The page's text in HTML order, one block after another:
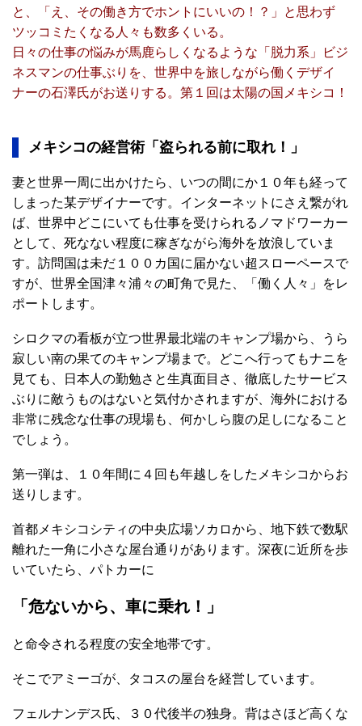
と、「え、その働き方でホントにいいの！？」と思わず
ツッコミたくなる人々も数多くいる。
日々の仕事の悩みが馬鹿らしくなるような「脱力系」ビジ
ネスマンの仕事ぶりを、世界中を旅しながら働くデザイ
ナーの石澤氏がお送りする。 第１回は太陽の国メキシコ！
メキシコの経営術「盗られる前に取れ！」
妻と世界一周に出かけたら、いつの間にか１０年も経って
しまった某デザイナーです。インターネットにさえ繋がれ
ば、世界中どこにいても仕事を受けられるノマドワーカー
として、死なない程度に稼ぎながら海外を放浪していま
す。訪問国は未だ１００カ国に届かない超スローペースで
すが、世界全国津々浦々の町角で見た、「働く人々」をレ
ポートします。
シロクマの看板が立つ世界最北端のキャンプ場から、うら
寂しい南の果てのキャンプ場まで。どこへ行ってもナニを
見ても、日本人の勤勉さと生真面目さ、徹底したサービス
ぶりに敵うものはないと気付かされますが、海外における
非常に残念な仕事の現場も、何かしら腹の足しになること
でしょう。
第一弾は、１０年間に４回も年越しをしたメキシコからお
送りします。
首都メキシコシティの中央広場ソカロから、地下鉄で数駅
離れた一角に小さな屋台通りがあります。深夜に近所を歩
いていたら、パトカーに
「危ないから、車に乗れ！」
と命令される程度の安全地帯です。
そこでアミーゴが、タコスの屋台を経営しています。
フェルナンデス氏、３０代後半の独身。背はさほど高くな